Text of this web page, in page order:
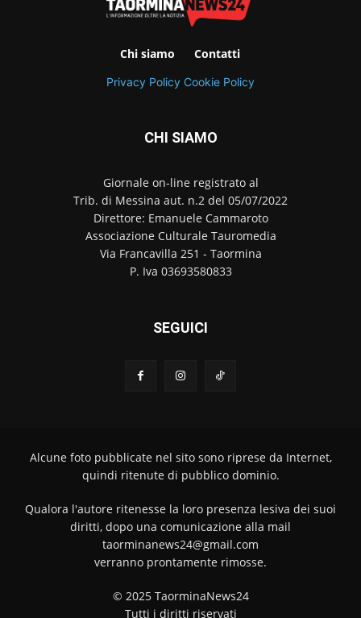
Chi siamo Contatti
Privacy Policy Cookie Policy
CHI SIAMO
Giornale on-line registrato al
Trib. di Messina aut. n.2 del 05/07/2022
Direttore: Emanuele Cammaroto
Associazione Culturale Tauromedia
Via Francavilla 251 - Taormina
P. Iva 03693580833
SEGUICI
Alcune foto pubblicate nel sito sono riprese da Internet,
quindi ritenute di pubblico dominio.
Qualora l'autore ritenesse la loro presenza lesiva dei suoi
diritti, dopo una comunicazione alla mail
taorminanews24@gmail.com
verranno prontamente rimosse.
© 2025 TaorminaNews24
Tutti i diritti riservati